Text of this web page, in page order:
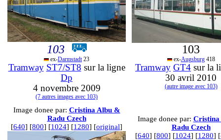
103
ex-Darmstadt23
Tramway ST7/ST8 sur la ligne
Dp
4 novembre 2009
(7 autres images avec 103)
103
ex-Augsburg418
Tramway GT4 sur la
30 avril 2010
(autre image avec 103)
Image donee par: Cristina Albu &
Radu Czech
[640] [800] [1024] [1280] [original]
Image donee par:
Radu Czech
[640] [800] [1024] [1280] [